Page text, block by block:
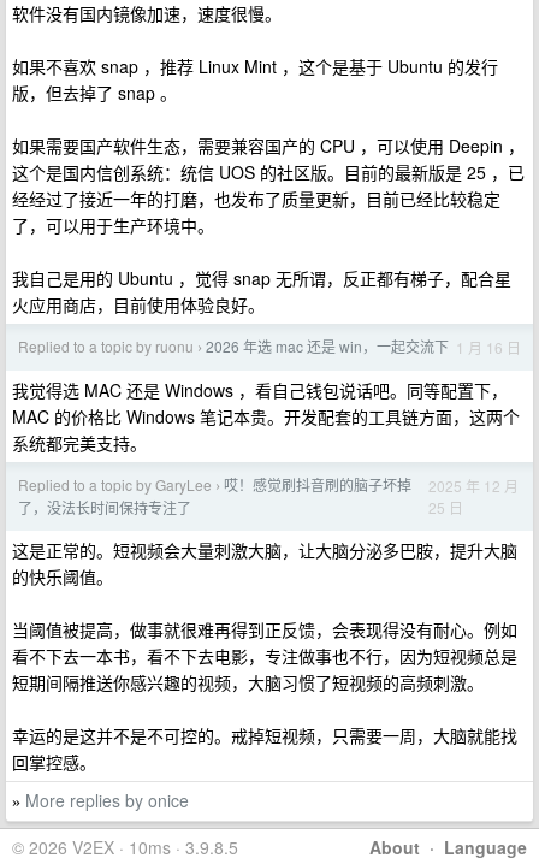
软件没有国内镜像加速，速度很慢。
如果不喜欢 snap ，推荐 Linux Mint ，这个是基于 Ubuntu 的发行
版，但去掉了 snap 。
如果需要国产软件生态，需要兼容国产的 CPU ，可以使用 Deepin ，
这个是国内信创系统：统信 UOS 的社区版。目前的最新版是 25 ，已
经经过了接近一年的打磨，也发布了质量更新，目前已经比较稳定
了，可以用于生产环境中。
我自己是用的 Ubuntu ，觉得 snap 无所谓，反正都有梯子，配合星
火应用商店，目前使用体验良好。
Replied to a topic by ruonu › 2026 年选 mac 还是 win，一起交流下 1 月 16 日
我觉得选 MAC 还是 Windows ，看自己钱包说话吧。同等配置下，
MAC 的价格比 Windows 笔记本贵。开发配套的工具链方面，这两个
系统都完美支持。
Replied to a topic by GaryLee › 哎！感觉刷抖音刷的脑子坏掉
了，没法长时间保持专注了
2025 年 12 月
25 日
这是正常的。短视频会大量刺激大脑，让大脑分泌多巴胺，提升大脑
的快乐阈值。
当阈值被提高，做事就很难再得到正反馈，会表现得没有耐心。例如
看不下去一本书，看不下去电影，专注做事也不行，因为短视频总是
短期间隔推送你感兴趣的视频，大脑习惯了短视频的高频刺激。
幸运的是这并不是不可控的。戒掉短视频，只需要一周，大脑就能找
回掌控感。
» More replies by onice
About · Language
© 2026 V2EX · 10ms · 3.9.8.5